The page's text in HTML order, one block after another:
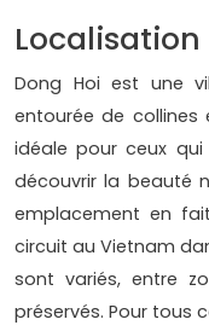
Localisation
Dong Hoi est une
entourée de
idéale pour ceux
découvrir la beauté
emplacement en
circuit au Vietnam
sont variés, entre
préservés. Pour tous